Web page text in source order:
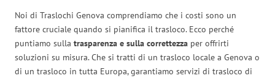
Noi di Traslochi Genova comprendiamo che i costi sono un
fattore cruciale quando si pianifica il trasloco. Ecco perché
puntiamo sulla trasparenza e sulla correttezza per offrirti
soluzioni su misura. Che si tratti di un trasloco locale a Genova o
di un trasloco in tutta Europa, garantiamo servizi di trasloco di